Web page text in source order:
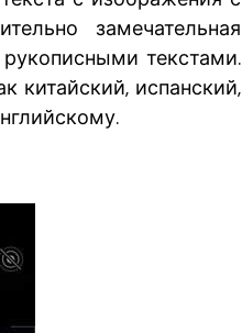
замечательная
текстами.
китайский, испанский,